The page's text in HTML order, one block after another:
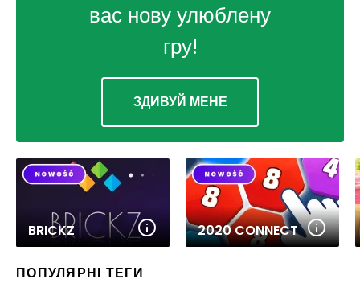
вас нову улюблену
гру!
ЗДИВУЙ МЕНЕ
BRICKZ 2020 CONNECT
ПОПУЛЯРНІ ТЕГИ